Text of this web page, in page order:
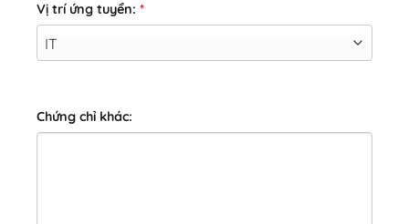
Vị trí ứng tuyển: *
Chứng chỉ khác: